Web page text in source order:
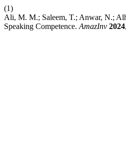
(1)
Ali, M. M.; Saleem, T.; Anwar, N.;
Speaking Competence. AmazInv 2024,